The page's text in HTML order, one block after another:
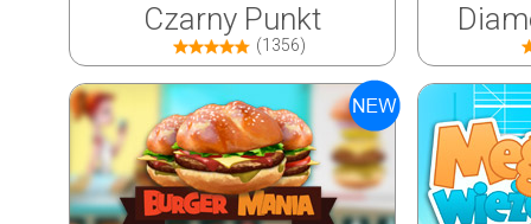
Czarny Punkt
(1356)